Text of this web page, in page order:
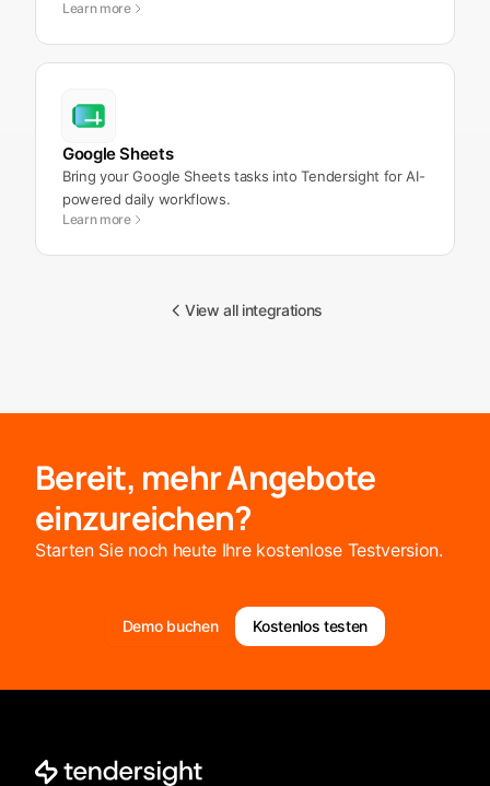
Learn more
Google Sheets
Bring your Google Sheets tasks into Tendersight for AI-
powered daily workflows.
Learn more
View all integrations
Bereit, mehr Angebote
einzureichen?
Starten Sie noch heute Ihre kostenlose Testversion.
Demo buchen Kostenlos testen